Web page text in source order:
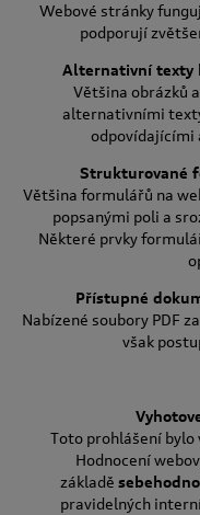
Webové stránky
podporují
Alternativní texty
Většina obrázků
alternativními
Strukturované
Většina formulářů na
popsanými poli a
Některé prvky
Přístupné
Nabízené soubory PDF
však
Toto prohlášení bylo
Hodnocení
základě
pravidelných